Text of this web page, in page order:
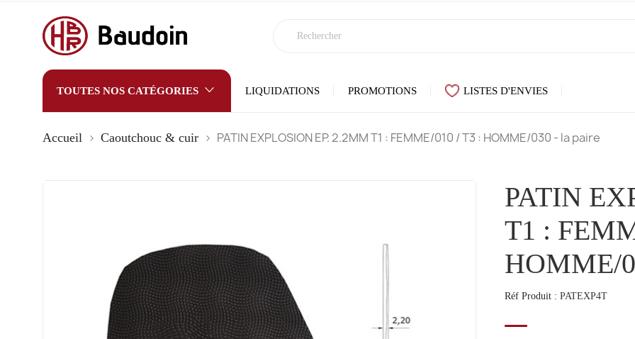
TOUTES NOS CATÉGORIES LIQUIDATIONS PROMOTIONS LISTES D'ENVIES
Accueil Caoutchouc & cuir PATIN EXPLOSION EP. 2.2MM T1 : FEMME/010 / T3 : HOMME/030 - la paire
PATIN
T1 :
HOMME/
Réf Produit : PATEXP4T